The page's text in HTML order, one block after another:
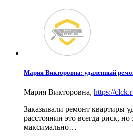
Мария Викторовна: удаленный
Мария Викторовна, https://
Заказывали ремонт квартиры
расстоянии это всегда риск,
максимально…